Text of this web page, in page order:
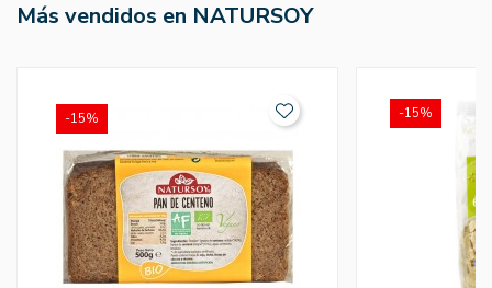
Más vendidos en NATURSOY
-15% -15%